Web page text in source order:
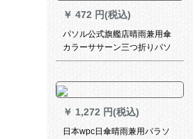
￥ 472 円(税込)
パソル公式旗艦店晴雨兼用傘
カラーササーン三つ折りパソ
ルペペアユス紳士
￥ 1,272 円(税込)
日本wpc日傘晴雨兼用パラソ